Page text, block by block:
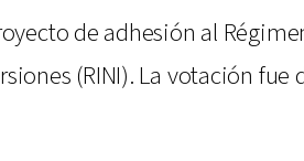
de adhesión al
(RINI). La votación